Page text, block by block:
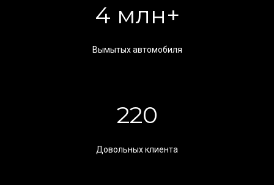
4 млн+
Вымытых автомобиля
220
Довольных клиента